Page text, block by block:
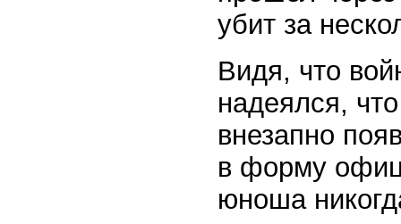
убит за
Видя, что
надеялся,
внезапно
в форму
юноша